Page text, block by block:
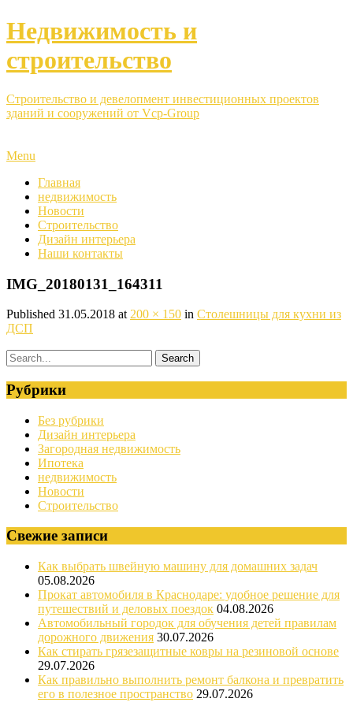
Недвижимость и
строительство
Строительство и девелопмент инвестиционных проектов
зданий и сооружений от Vcp-Group
Menu
Главная
недвижимость
Новости
Строительство
Дизайн интерьера
Наши контакты
IMG_20180131_164311
Published 31.05.2018 at 200 × 150 in Столешницы для кухни из
ДСП
Рубрики
Без рубрики
Дизайн интерьера
Загородная недвижимость
Ипотека
недвижимость
Новости
Строительство
Свежие записи
Как выбрать швейную машину для домашних задач
05.08.2026
Прокат автомобиля в Краснодаре: удобное решение для
путешествий и деловых поездок 04.08.2026
Автомобильный городок для обучения детей правилам
дорожного движения 30.07.2026
Как стирать грязезащитные ковры на резиновой основе
29.07.2026
Как правильно выполнить ремонт балкона и превратить
его в полезное пространство 29.07.2026